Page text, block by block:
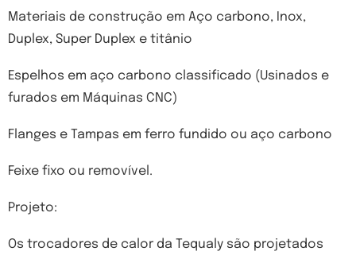
Materiais de construção em Aço carbono, Inox,
Duplex, Super Duplex e titânio
Espelhos em aço carbono classificado (Usinados e
furados em Máquinas CNC)
Flanges e Tampas em ferro fundido ou aço carbono
Feixe fixo ou removível.
Projeto:
Os trocadores de calor da Tequaly são projetados